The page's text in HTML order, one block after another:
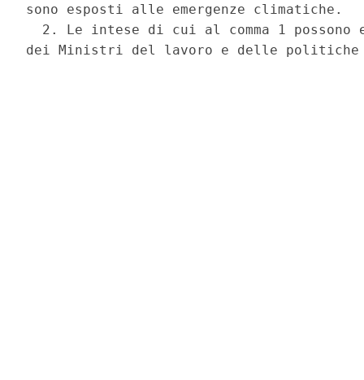
sono esposti alle emergenze climatiche.
2. Le intese di cui al comma 1 possono